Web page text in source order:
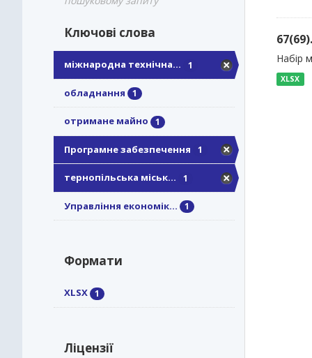
Ключові слова
міжнародна технічна... 1
обладнання 1
отримане майно 1
Програмне забезпечення 1
тернопільська міськ... 1
Управління економік... 1
Формати
XLSX 1
Ліцензії
Набір
XLSX